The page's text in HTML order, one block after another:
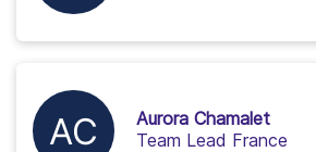
Aurora Chamalet
Team Lead France